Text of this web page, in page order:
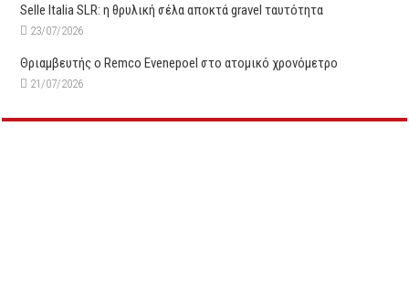
Selle Italia SLR: η θρυλική σέλα αποκτά gravel ταυτότητα
23/07/2026
Θριαμβευτής ο Remco Evenepoel στο ατομικό χρονόμετρο
21/07/2026